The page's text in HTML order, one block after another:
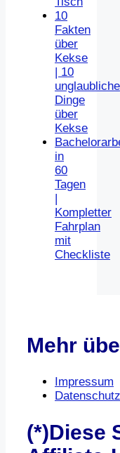
10
Fakten
über
Kekse
| 10
unglaubliche
Dinge
über
Kekse
in
60
Tagen
Kompletter
Fahrplan
mit
Checkliste
Mehr
Impressum
(*)Diese